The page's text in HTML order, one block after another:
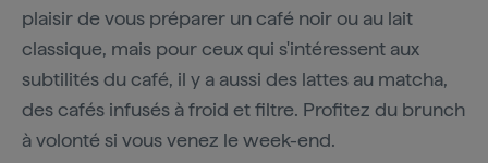
plaisir de vous préparer un café noir ou au lait
classique, mais pour ceux qui s'intéressent aux
subtilités du café, il y a aussi des lattes au matcha,
des cafés infusés à froid et filtre. Profitez du brunch
à volonté si vous venez le week-end.